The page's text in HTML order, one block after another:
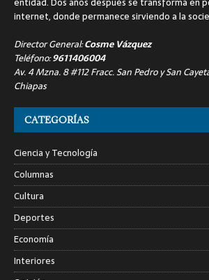
internet, donde permanece sirviendo a la
Director General:Cosme Vázquez
Teléfono:9611406004
Av. 4 Mzna. 8 #112 Fracc. San Pedro y San
Chiapas
CATEGORÍAS
Ciencia y Tecnología
Columnas
Cultura
Deportes
Economía
Interiores